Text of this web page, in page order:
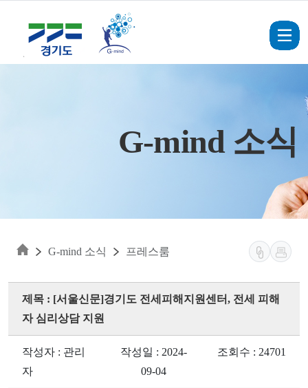
G-mind 소식
G-mind 소식 프레스룸
제목 : [서울신문]경기도 전세피해지원센터, 전세 피해
자 심리상담 지원
작성자 : 관리
자
작성일 : 2024-
09-04
조회수 : 24701